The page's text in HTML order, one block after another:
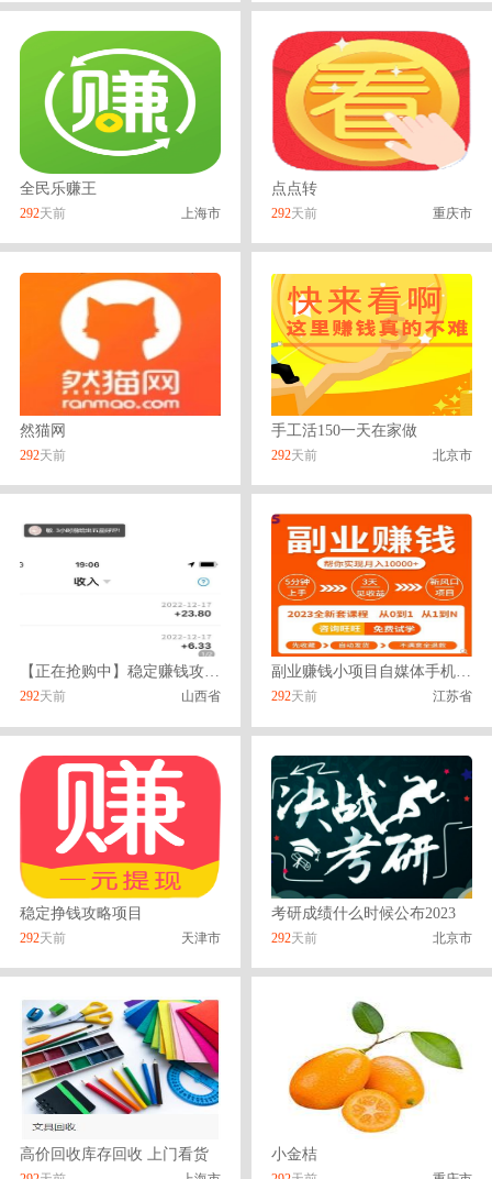
全民乐赚王
292天前 上海市
点点转
292天前 重庆市
然猫网
292天前
手工活150一天在家做
292天前 北京市
【正在抢购中】稳定赚钱攻略教程宝妈学生均可简单好做随时可提现
292天前 山西省
副业赚钱小项目自媒体手机操作教程兼职在家副业网创视频长期挣
292天前 江苏省
稳定挣钱攻略项目
292天前 天津市
考研成绩什么时候公布2023
292天前 北京市
高价回收库存回收 上门看货 小金桔